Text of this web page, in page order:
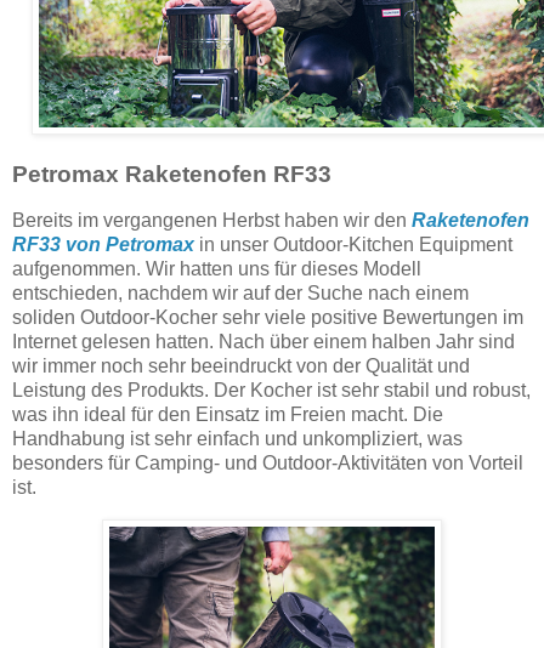
Petromax Raketenofen RF33
Bereits im vergangenen Herbst haben wir den Raketenofen
RF33 von Petromaxin unser Outdoor-Kitchen Equipment
aufgenommen. Wir hatten uns für dieses Modell
entschieden, nachdem wir auf der Suche nach einem
soliden Outdoor-Kocher sehr viele positive Bewertungen im
Internet gelesen hatten. Nach über einem halben Jahr sind
wir immer noch sehr beeindruckt von der Qualität und
Leistung des Produkts. Der Kocher ist sehr stabil und robust,
was ihn ideal für den Einsatz im Freien macht. Die
Handhabung ist sehr einfach und unkompliziert, was
besonders für Camping- und Outdoor-Aktivitäten von Vorteil
ist.